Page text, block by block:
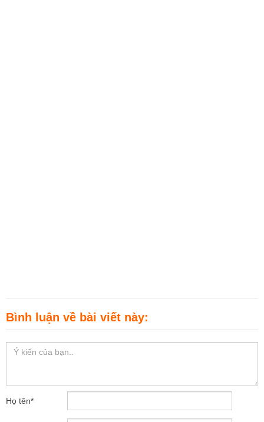
Bình luận về bài viết này:
Họ tên*